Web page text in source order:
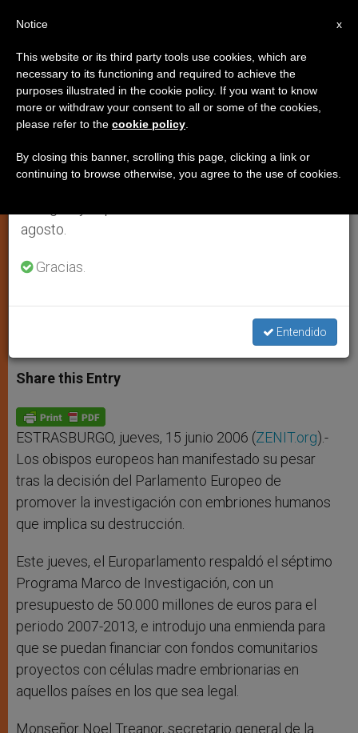
Obispos europeos lamentan la
decisión del Europarlamento de
financiar la destrucción de
prima de investigación
ARTE Y CULTURA
a
t
s
p
p
s
s
e
g
e
r
c
e
b
o
k
i a
Share this Entry
ESTRASBURGO, jueves, 15 junio 2006 (ZENIT.org).-
Los obispos europeos han manifestado su pesar
tras la decisión del Parlamento Europeo de
promover la investigación con embriones humanos
que implica su destrucción.
Este jueves, el Europarlamento respaldó el séptimo
Programa Marco de Investigación, con un
presupuesto de 50.000 millones de euros para el
periodo 2007-2013, e introdujo una enmienda para
que se puedan financiar con fondos comunitarios
proyectos con células madre embrionarias en
aquellos países en los que sea legal.
Monseñor Noel Treanor, secretario general de la
×
Aviso importante
Del 27 de julio al 7 de agosto haremos la pausa
anual, aprovechando que en el periodo de verano
se generan menos informaciones y también el
agosto.
Gracias.
Entendido
x
Notice
This website or its third party tools use cookies, which are
necessary to its functioning and required to achieve the
purposes illustrated in the cookie policy. If you want to know
more or withdraw your consent to all or some of the cookies,
please refer to the cookie policy
By closing this banner, scrolling this page, clicking a link or
continuing to browse otherwise, you agree to the use of cookies.